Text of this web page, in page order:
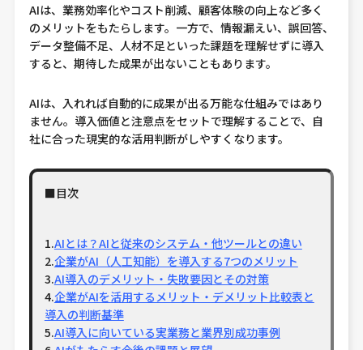
AIは、業務効率化やコスト削減、顧客体験の向上など多く
のメリットをもたらします。一方で、情報漏えい、誤回答、
データ整備不足、人材不足といった課題を理解せずに導入
すると、期待した成果が出ないこともあります。
AIは、入れれば自動的に成果が出る万能な仕組みではあり
ません。導入価値と注意点をセットで理解することで、自
社に合った現実的な活用判断がしやすくなります。
■目次
AIとは？AIと従来のシステム・他ツールとの違い
企業がAI（人工知能）を導入する7つのメリット
AI導入のデメリット・失敗要因とその対策
企業がAIを活用するメリット・デメリット比較表と
導入の判断基準
AI導入に向いている実業務と業界別成功事例